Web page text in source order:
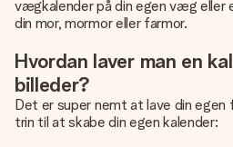
vægkalender på din egen væg eller
din mor, mormor eller farmor.
Hvordan laver man en
billeder?
Det er super nemt at lave din
trin til at skabe din egen kalender: